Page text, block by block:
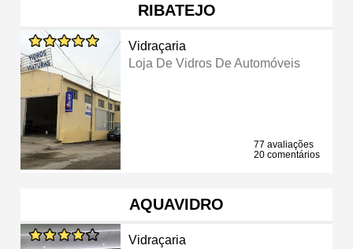
RIBATEJO
Vidraçaria
Loja De Vidros De Automóveis
77 avaliações
20 comentários
AQUAVIDRO
Vidraçaria